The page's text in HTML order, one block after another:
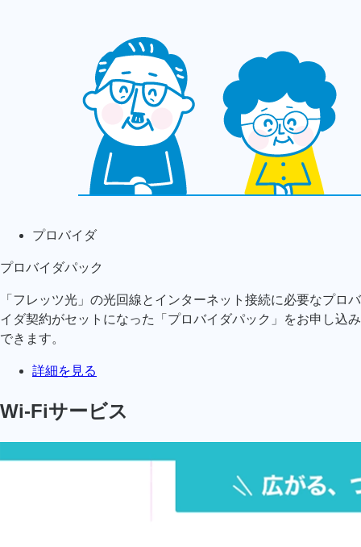
プロバイダ
プロバイダパック
「フレッツ光」の光回線とインターネット接続に必要なプロバ
イダ契約がセットになった「プロバイダパック」をお申し込み
できます。
詳細を見る
Wi-Fiサービス